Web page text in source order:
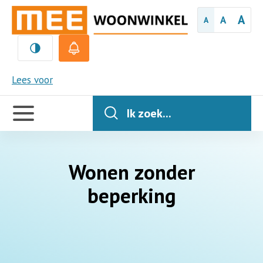
A A A
Lees voor
MEE
Handige
links
Ik zoek...
Wonen zonder
beperking